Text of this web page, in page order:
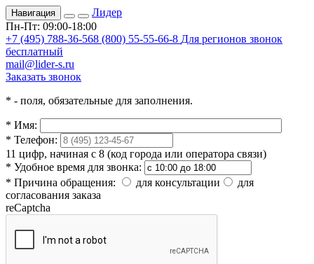
Навигация
Лидер
Пн-Пт: 09:00-18:00
+7 (495) 788-36-568 (800) 55-55-66-8 Для регионов звонок
бесплатный
mail@lider-s.ru
Заказать звонок
* - поля, обязательные для заполнения.
* Имя:
* Телефон:
11 цифр, начиная с 8 (код города или оператора связи)
* Удобное время для звонка:
* Причина обращения: для консультации
для
согласования заказа
reCaptcha